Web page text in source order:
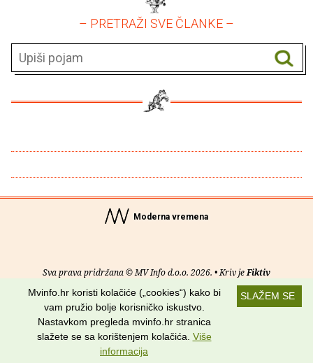
– PRETRAŽI SVE ČLANKE –
Moderna vremena
Sva prava pridržana © MV Info d.o.o. 2026. • Kriv jeFiktiv
Uvjeti korištenja RSS kanali
Potraži nas na:
SLAŽEM SE
Mvinfo.hr koristi kolačiće („cookies“) kako bi
vam pružio bolje korisničko iskustvo.
Nastavkom pregleda mvinfo.hr stranica
slažete se sa korištenjem kolačića. Više
informacija